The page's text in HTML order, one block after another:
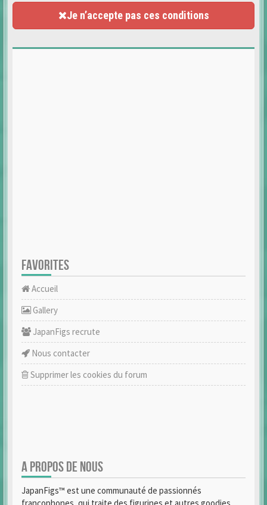
Je n’accepte pas ces conditions
FAVORITES
Accueil
Gallery
JapanFigs recrute
Nous contacter
Supprimer les cookies du forum
A PROPOS DE NOUS
JapanFigs™ est une communauté de passionnés